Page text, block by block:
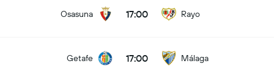
Osasuna 17:00 Rayo
Getafe 17:00 Málaga